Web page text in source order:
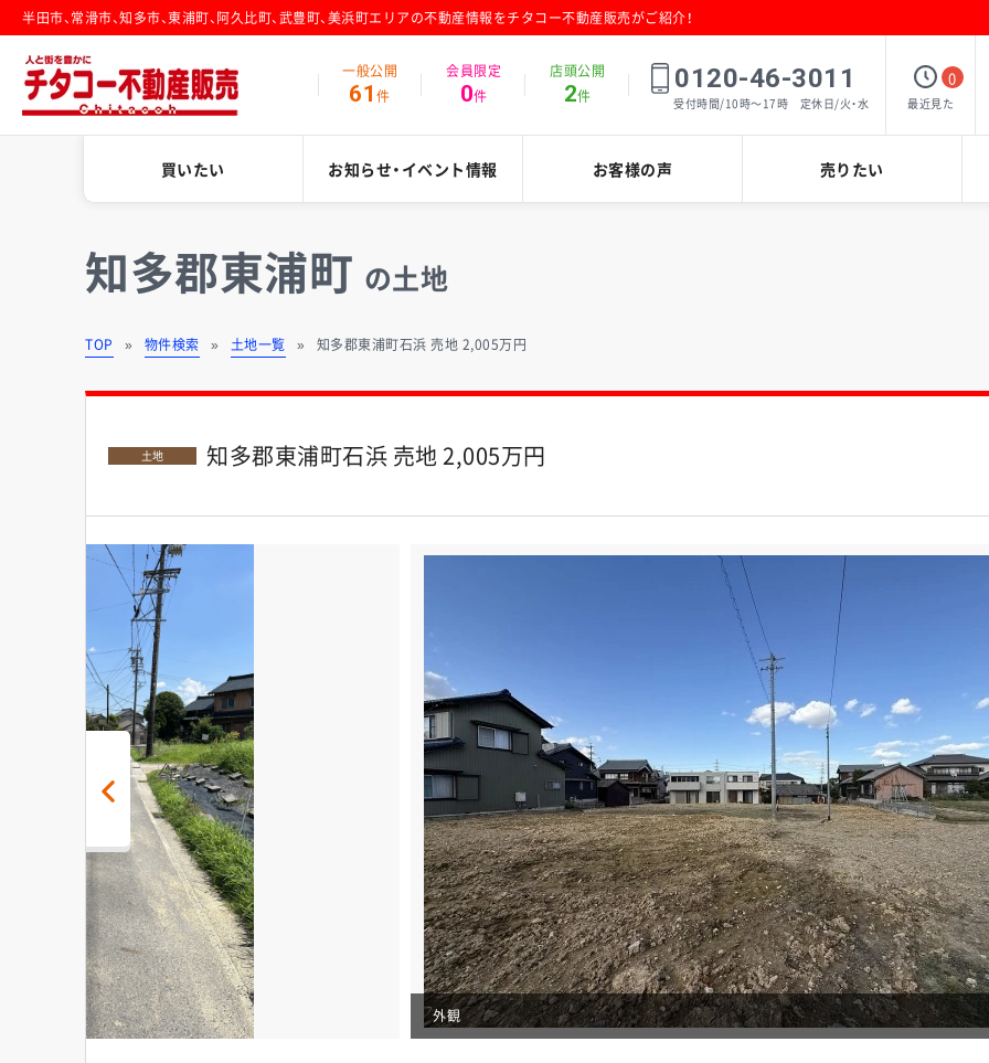
半田市、常滑市、知多市、東浦町、阿久比町、武豊町、美浜町エリアの不動産情報をチタコー不動産販売がご紹介！
一般公開
61件
会員限定
0件
店頭公開
2件
0120-46-3011
受付時間/10時～17時 定休日/火・水
0
最近見た
買いたい お知らせ・イベント情報 お客様の声 売りたい
知多郡東浦町 の土地
TOP 物件検索 土地一覧 知多郡東浦町石浜 売地 2,005万円
土地 知多郡東浦町石浜 売地 2,005万円
外観